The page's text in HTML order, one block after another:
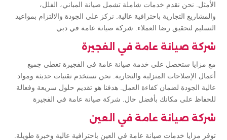
الأمثل. نحن نقدم خدمات شاملة تشمل صيانة المباني، الفلل،
والمشاريع التجارية باحترافية عالية. نركز على الجودة والالتزام بمواعيد
التسليم لتحقيق رضا العملاء. شركة صيانة عامة في دبي
شركة صيانة عامة في الفجيرة
مع مزايا ستحصل على خدمة صيانة عامة في الفجيرة تغطي جميع
أعمال الإصلاحات المنزلية والتجارية. نحن نستخدم تقنيات حديثة ومواد
عالية الجودة لضمان كفاءة العمل. هدفنا هو تقديم حلول سريعة وفعالة
للحفاظ على مكانك بأفضل حال. شركة صيانة عامة في الفجيرة
شركة صيانة عامة في العين
توفر مزايا خدمات صيانة عامة في العين باحترافية عالية وخبرة طويلة.